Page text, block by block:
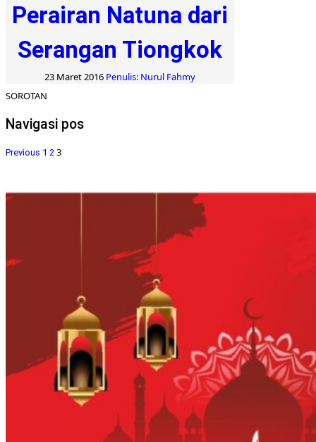
Perairan Natuna dari
Serangan Tiongkok
23 Maret 2016 Penulis: Nurul Fahmy
SOROTAN
Navigasi pos
Previous 1 2 3